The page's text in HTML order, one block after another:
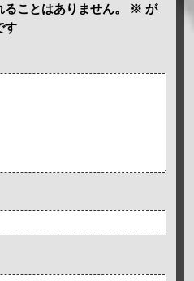
ことはありません。 ※ が
す